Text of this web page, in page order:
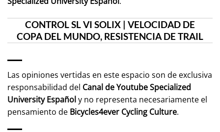
CONTROL SL VI SOLIX | VELOCIDAD DE
COPA DEL MUNDO, RESISTENCIA DE TRAIL
Las opiniones vertidas en este espacio son de exclusiva
responsabilidad del Canal de YoutubeSpecialized
University Españoly no representa necesariamente el
pensamiento de Bicycles4ever Cycling Culture.